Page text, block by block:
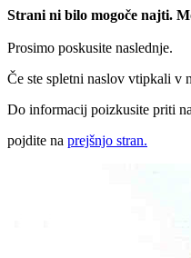
Strani ni bilo mogoče najti.
Prosimo poskusite naslednje.
Če ste spletni naslov vtipkali v
Do informacij poizkusite priti
pojdite na prejšnjo stran.